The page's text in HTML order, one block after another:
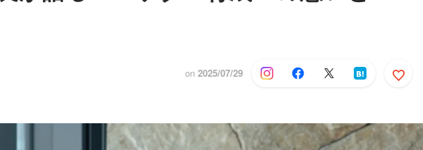
on 2025/07/29